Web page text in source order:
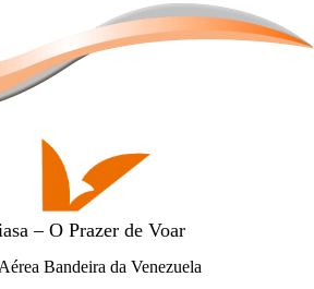
– O Prazer de Voar
Bandeira da Venezuela